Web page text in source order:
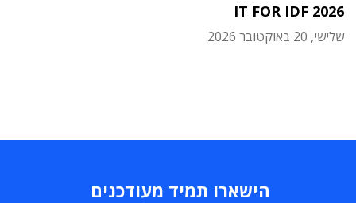
IT FOR IDF 2026
שלישי, 20 באוקטובר 2026
הישארו תמיד מעודכנים